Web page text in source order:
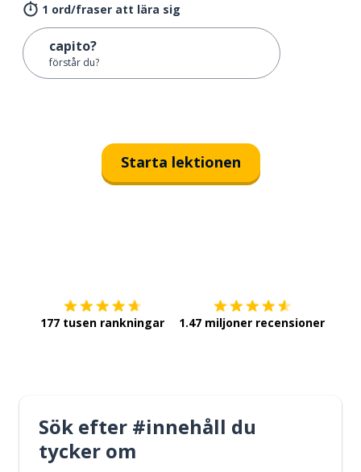
1 ord/fraser att lära sig
capito?
förstår du?
Starta lektionen
177 tusen rankningar 1.47 miljoner recensioner
Sök efter #innehåll du
tycker om